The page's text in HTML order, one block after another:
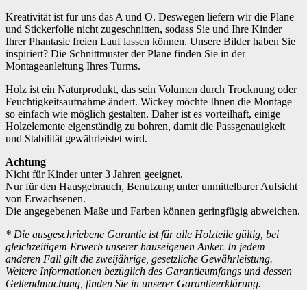
Kreativität ist für uns das A und O. Deswegen liefern wir die Plane
und Stickerfolie nicht zugeschnitten, sodass Sie und Ihre Kinder
Ihrer Phantasie freien Lauf lassen können. Unsere Bilder haben Sie
inspiriert? Die Schnittmuster der Plane finden Sie in der
Montageanleitung Ihres Turms.
Holz ist ein Naturprodukt, das sein Volumen durch Trocknung oder
Feuchtigkeitsaufnahme ändert. Wickey möchte Ihnen die Montage
so einfach wie möglich gestalten. Daher ist es vorteilhaft, einige
Holzelemente eigenständig zu bohren, damit die Passgenauigkeit
und Stabilität gewährleistet wird.
Achtung
Nicht für Kinder unter 3 Jahren geeignet.
Nur für den Hausgebrauch, Benutzung unter unmittelbarer Aufsicht
von Erwachsenen.
Die angegebenen Maße und Farben können geringfügig abweichen.
* Die ausgeschriebene Garantie ist für alle Holzteile gültig, bei
gleichzeitigem Erwerb unserer hauseigenen Anker. In jedem
anderen Fall gilt die zweijährige, gesetzliche Gewährleistung.
Weitere Informationen bezüglich des Garantieumfangs und dessen
Geltendmachung, finden Sie in unserer Garantieerklärung.